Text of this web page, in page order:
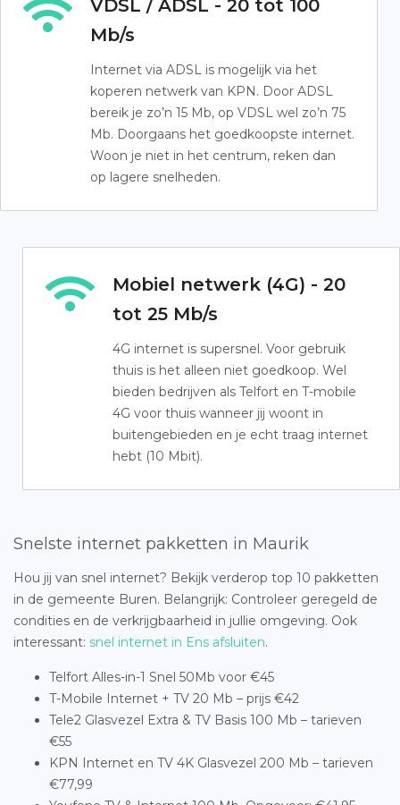
VDSL / ADSL - 20 tot 100
Mb/s
Internet via ADSL is mogelijk via het
koperen netwerk van KPN. Door ADSL
bereik je zo’n 15 Mb, op VDSL wel zo’n 75
Mb. Doorgaans het goedkoopste internet.
Woon je niet in het centrum, reken dan
op lagere snelheden.
Mobiel netwerk (4G) - 20
tot 25 Mb/s
4G internet is supersnel. Voor gebruik
thuis is het alleen niet goedkoop. Wel
bieden bedrijven als Telfort en T-mobile
4G voor thuis wanneer jij woont in
buitengebieden en je echt traag internet
hebt (10 Mbit).
Snelste internet pakketten in Maurik
Hou jij van snel internet? Bekijk verderop top 10 pakketten
in de gemeente Buren. Belangrijk: Controleer geregeld de
condities en de verkrijgbaarheid in jullie omgeving. Ook
interessant: snel internet in Ens afsluiten.
Telfort Alles-in-1 Snel 50Mb voor €45
T-Mobile Internet + TV 20 Mb – prijs €42
Tele2 Glasvezel Extra & TV Basis 100 Mb – tarieven
€55
KPN Internet en TV 4K Glasvezel 200 Mb – tarieven
€77,99